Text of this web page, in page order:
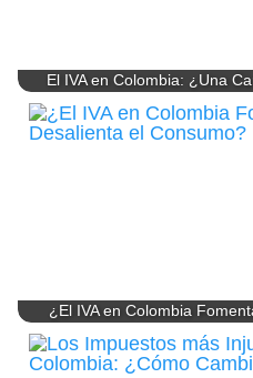
El IVA en Colombia: ¿Una
¿El IVA en Colombia